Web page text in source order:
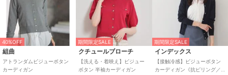
40%OFF
組曲
アトランダムビジューボタン
カーディガン
期間限定SALE
クチュールブローチ
【洗える・着映え】ビジュー
ボタン 半袖カーディガン
期間限定SALE
インデックス
【接触冷感】ビジューボタン
カーディガン《抗ピリング／